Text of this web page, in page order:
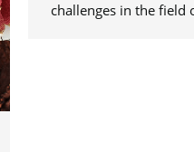
challenges in the